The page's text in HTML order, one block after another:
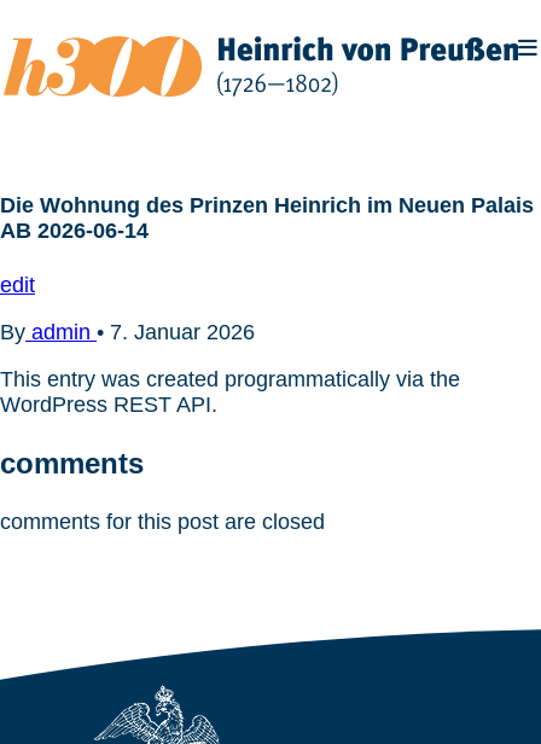
Inhalt
springen
Die Wohnung des Prinzen Heinrich im Neuen Palais
AB 2026-06-14
edit
By admin • 7. Januar 2026
This entry was created programmatically via the
WordPress REST API.
comments
comments for this post are closed